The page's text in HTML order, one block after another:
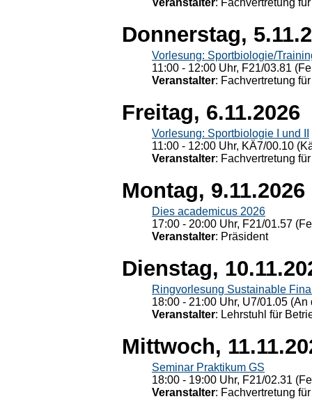
Veranstalter: Fachvertretung
Donnerstag,
Vorlesung: Sportbiologie/
11:00 - 12:00 Uhr, F21/03.81
Veranstalter: Fachvertretung
Freitag, 6.11.2026
Vorlesung: Sportbiologie I und II
11:00 - 12:00 Uhr, KÄ7/00.10
Veranstalter: Fachvertretung
Montag, 9.11.2026
Dies academicus 2026
17:00 - 20:00 Uhr, F21/01.57
Veranstalter: Präsident
Dienstag,
Ringvorlesung Sustainable
18:00 - 21:00 Uhr, U7/01.05
Veranstalter: Lehrstuhl für
Mittwoch,
Seminar Praktikum GS
18:00 - 19:00 Uhr, F21/02.31
Veranstalter: Fachvertretung